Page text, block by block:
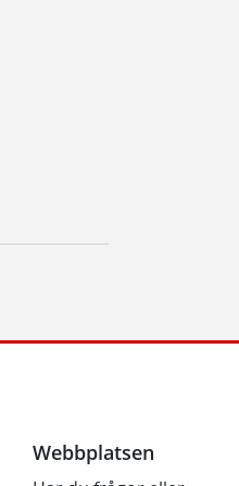
Webbplatsen